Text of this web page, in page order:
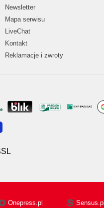
Newsletter
Mapa serwisu
LiveChat
Kontakt
Reklamacje i zwroty
Onepress.pl Sensus.pl